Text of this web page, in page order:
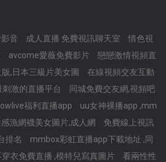
音 成人直播 免費視訊聊天室
情色視
avcome愛薇免費影片
戀戀激情視頻直
,日本三級片美女圖
在線視頻交友互動
激的直播平台
同城免費交友網,視頻吧
福利直播app
uu女神裸播app ,mm
漁網襪美女圖片,成人網
免費線上視訊
排名
mmbox彩虹直播app下載地址 ,同
衣免費直播 ,模特兒寫真圖片
看兩性性